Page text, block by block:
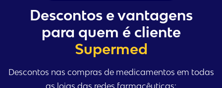
Descontos e vantagens
para quem é cliente
Supermed
Descontos nas compras de medicamentos em todas
as lojas das redes farmacêuticas: